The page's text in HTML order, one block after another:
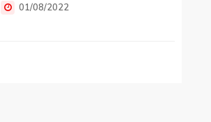
01/08/2022